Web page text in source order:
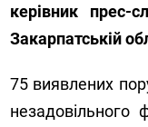
керівник прес-
Закарпатській
75 виявлених
незадовільного